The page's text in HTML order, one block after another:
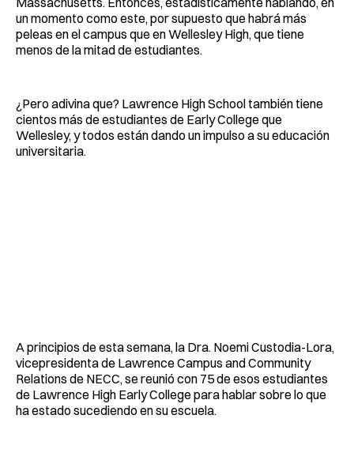
un momento como este, por supuesto que habrá más
peleas en el campus que en Wellesley High, que tiene
menos de la mitad de estudiantes.
¿Pero adivina que? Lawrence High School también tiene
cientos más de estudiantes de Early College que
Wellesley, y todos están dando un impulso a su educación
universitaria.
A principios de esta semana, la Dra. Noemi Custodia-Lora,
vicepresidenta de Lawrence Campus and Community
Relations de NECC, se reunió con 75 de esos estudiantes
de Lawrence High Early College para hablar sobre lo que
ha estado sucediendo en su escuela.